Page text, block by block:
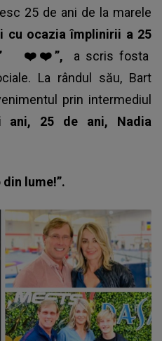
25 de ani de la marele
cu ocazia împlinirii a 25
❤️❤️”, a scris fosta
La rândul său, Bart
prin intermediul
ani, 25 de ani, Nadia
lume!”.